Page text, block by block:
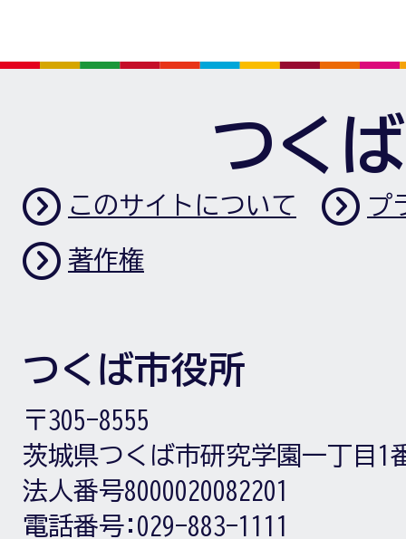
つく
このサイトについて プ
著作権
つくば市役所
〒305-8555
茨城県つくば市研究学園一丁目1
法人番号8000020082201
電話番号: 029-883-1111